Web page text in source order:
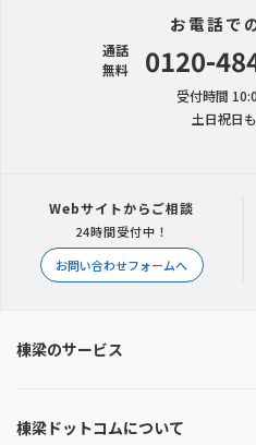
お電話で
通話
無料
0120-
受付時間
土日祝日
Webサイトからご相談
24時間受付中！
お問い合わせフォームへ
棟梁のサービス
棟梁ドットコムについて